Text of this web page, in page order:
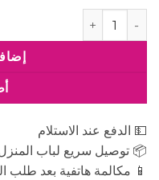
كمية ديرما اكتيف بادي ميلك 200 مل
💵 الدفع عند الاستلام
📦 توصيل سريع لباب
📱 مكالمة هاتفية بعد طلب